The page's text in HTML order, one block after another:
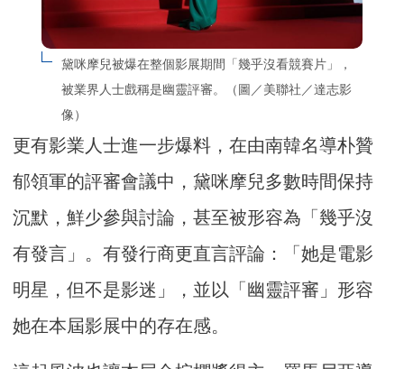
黛咪摩兒被爆在整個影展期間「幾乎沒看競賽片」，
被業界人士戲稱是幽靈評審。（圖／美聯社／達志影
像）
更有影業人士進一步爆料，在由南韓名導朴贊
郁領軍的評審會議中，黛咪摩兒多數時間保持
沉默，鮮少參與討論，甚至被形容為「幾乎沒
有發言」。有發行商更直言評論：「她是電影
明星，但不是影迷」，並以「幽靈評審」形容
她在本屆影展中的存在感。